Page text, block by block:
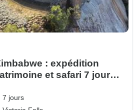
: expédition
et safari 7 jours /
7 jours